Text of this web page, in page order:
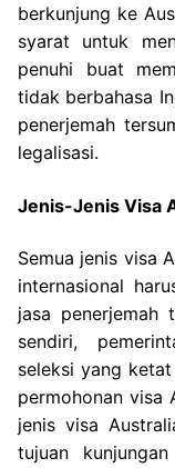
berkunjung ke
syarat untuk
penuhi buat
tidak berbahasa
penerjemah
legalisasi.
Jenis-Jenis Visa
Semua jenis visa
internasional
jasa penerjemah
sendiri,
seleksi yang
permohonan visa
jenis visa
tujuan